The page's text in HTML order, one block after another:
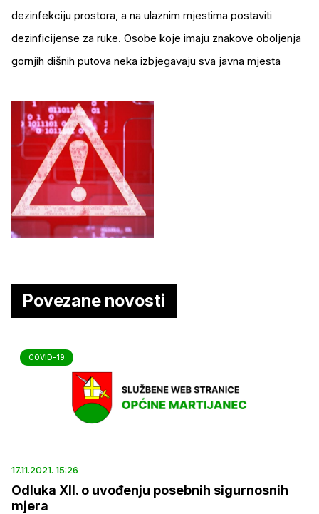
dezinfekciju prostora, a na ulaznim mjestima postaviti
dezinficijense za ruke. Osobe koje imaju znakove oboljenja
gornjih dišnih putova neka izbjegavaju sva javna mjesta
Povezane novosti
COVID-19
17.11.2021. 15:26
Odluka XII. o uvođenju posebnih sigurnosnih
mjera